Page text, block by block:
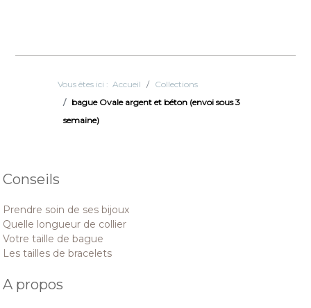
Vous êtes ici :Accueil
Collections
bague Ovale argent et béton (envoi sous 3
semaine)
Conseils
Prendre soin de ses bijoux
Quelle longueur de collier
Votre taille de bague
Les tailles de bracelets
A propos